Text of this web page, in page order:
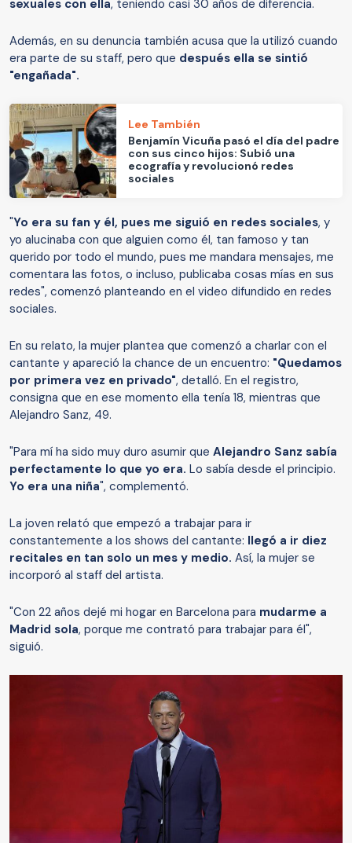
sexuales con ella, teniendo casi 30 años de diferencia.
Además, en su denuncia también acusa que la utilizó cuando
era parte de su staff, pero que después ella se sintió
"engañada".
Lee También
Benjamín Vicuña pasó el día del padre
con sus cinco hijos: Subió una
ecografía y revolucionó redes
sociales
"Yo era su fan y él, pues me siguió en redes sociales, y
yo alucinaba con que alguien como él, tan famoso y tan
querido por todo el mundo, pues me mandara mensajes, me
comentara las fotos, o incluso, publicaba cosas mías en sus
redes", comenzó planteando en el video difundido en redes
sociales.
En su relato, la mujer plantea que comenzó a charlar con el
cantante y apareció la chance de un encuentro: "Quedamos
por primera vez en privado", detalló. En el registro,
consigna que en ese momento ella tenía 18, mientras que
Alejandro Sanz, 49.
"Para mí ha sido muy duro asumir que Alejandro Sanz sabía
perfectamente lo que yo era. Lo sabía desde el principio.
Yo era una niña", complementó.
La joven relató que empezó a trabajar para ir
constantemente a los shows del cantante: llegó a ir diez
recitales en tan solo un mes y medio. Así, la mujer se
incorporó al staff del artista.
"Con 22 años dejé mi hogar en Barcelona para mudarme a
Madrid sola, porque me contrató para trabajar para él",
siguió.